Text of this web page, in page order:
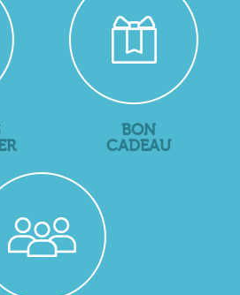
BON
CADEAU